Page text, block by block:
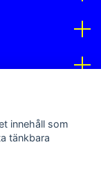
innehåll som
tänkbara